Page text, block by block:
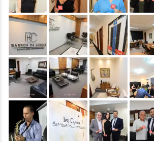
&nbsp; &nbsp; &nbsp; &nbsp;
&nbsp; &nbsp; &nbsp; &nbsp;
&nbsp; &nbsp; &nbsp; &nbsp;